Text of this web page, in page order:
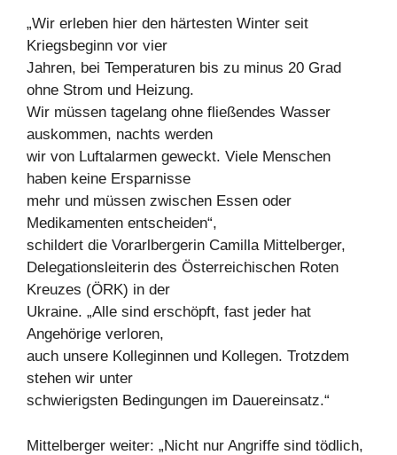
„Wir erleben hier den härtesten Winter seit
Kriegsbeginn vor vier
Jahren, bei Temperaturen bis zu minus 20 Grad
ohne Strom und Heizung.
Wir müssen tagelang ohne fließendes Wasser
auskommen, nachts werden
wir von Luftalarmen geweckt. Viele Menschen
haben keine Ersparnisse
mehr und müssen zwischen Essen oder
Medikamenten entscheiden“,
schildert die Vorarlbergerin Camilla Mittelberger,
Delegationsleiterin des Österreichischen Roten
Kreuzes (ÖRK) in der
Ukraine. „Alle sind erschöpft, fast jeder hat
Angehörige verloren,
auch unsere Kolleginnen und Kollegen. Trotzdem
stehen wir unter
schwierigsten Bedingungen im Dauereinsatz.“
Mittelberger weiter: „Nicht nur Angriffe sind tödlich,